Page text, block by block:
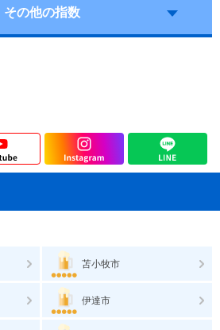
その他の指数
苫小牧市
伊達市